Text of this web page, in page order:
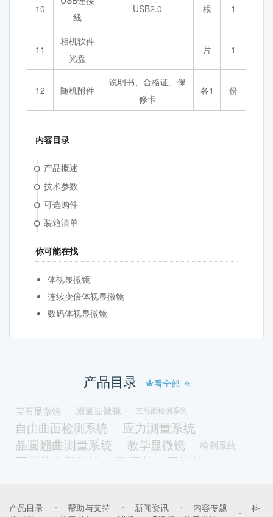
10
线
USB2.0 根 1
11
相机软件
光盘
片 1
12 随机附件
说明书、合格证、保
修卡
各1 份
内容目录
产品概述
技术参数
可选购件
装箱清单
你可能在找
体视显微镜
连续变倍体视显微镜
数码体视显微镜
产品目录 查看全部
宝石显微镜 测量显微镜 三维面检测系统
自由曲面检测系统
应力测量系统
晶圆翘曲测量系统
教学显微镜 检测系统
正置荧光显微镜 数码荧光显微镜
体视荧光显微镜 带屏一体机 光谱磨平机
产品目录 帮助与支持 新闻资讯 内容专题
科